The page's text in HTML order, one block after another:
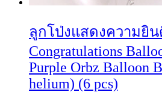
ลูกโป่งแสดงความยิน
Congratulations
Purple Orbz Balloon
helium) (6 pcs)